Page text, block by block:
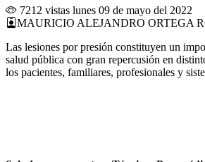
7212 vistas lunes 09 de mayo del 2022
MAURICIO ALEJANDRO ORTEGA
Las lesiones por presión constituyen un
salud pública con gran repercusión en
los pacientes, familiares, profesionales y